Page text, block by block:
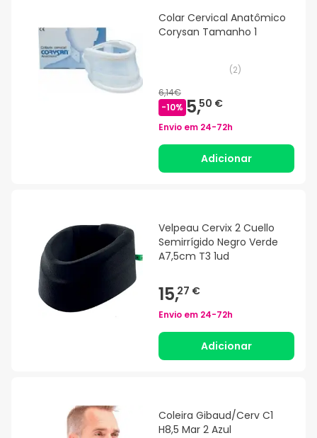
Colar Cervical Anatômico
Corysan Tamanho 1
(2)
6,14€
-10% 5,50 €
Envio em 24-72h
Adicionar
Velpeau Cervix 2 Cuello
Semirrígido Negro Verde
A7,5cm T3 1ud
15,27 €
Envio em 24-72h
Adicionar
Coleira Gibaud/Cerv C1
H8,5 Mar 2 Azul